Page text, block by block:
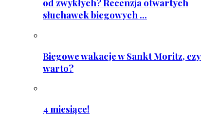
od zwykłych? Recenzja otwartych
słuchawek biegowych ...
Biegowe wakacje w Sankt Moritz, czy
warto?
4 miesiące!